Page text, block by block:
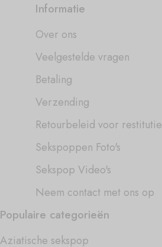
Informatie
Over ons
Veelgestelde vragen
Betaling
Verzending
Retourbeleid voor restitutie
Sekspoppen Foto's
Sekspop Video's
Neem contact met ons op
Populaire categorieën
Aziatische sekspop